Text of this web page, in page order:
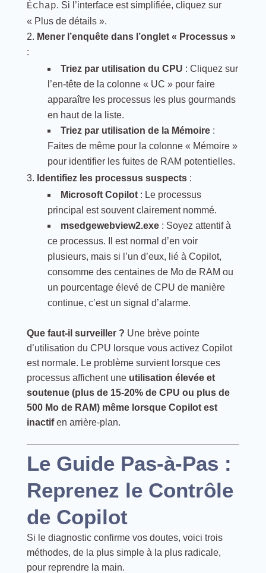
Échap. Si l’interface est simplifiée, cliquez sur
« Plus de détails ».
Mener l’enquête dans l’onglet « Processus »
:
Triez par utilisation du CPU : Cliquez sur
l’en-tête de la colonne « UC » pour faire
apparaître les processus les plus gourmands
en haut de la liste.
Triez par utilisation de la Mémoire:
Faites de même pour la colonne « Mémoire »
pour identifier les fuites de RAM potentielles.
Identifiez les processus suspects:
Microsoft Copilot: Le processus
principal est souvent clairement nommé.
msedgewebview2.exe: Soyez attentif à
ce processus. Il est normal d’en voir
plusieurs, mais si l’un d’eux, lié à Copilot,
consomme des centaines de Mo de RAM ou
un pourcentage élevé de CPU de manière
continue, c’est un signal d’alarme.
Que faut-il surveiller ? Une brève pointe
d’utilisation du CPU lorsque vous activez Copilot
est normale. Le problème survient lorsque ces
processus affichent une utilisation élevée et
soutenue (plus de 15-20% de CPU ou plus de
500 Mo de RAM) même lorsque Copilot est
inactifen arrière-plan.
Le Guide Pas-à-Pas :
Reprenez le Contrôle
de Copilot
Si le diagnostic confirme vos doutes, voici trois
méthodes, de la plus simple à la plus radicale,
pour reprendre la main.